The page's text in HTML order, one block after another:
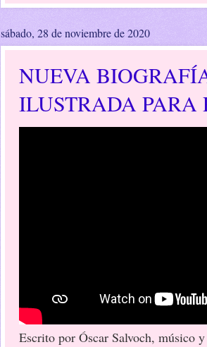
sábado, 28 de noviembre de 2020
NUEVA
ILUSTRADA PARA
Escrito por Óscar Salvoch, músico